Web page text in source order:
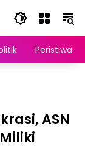
Peristiwa
ASN